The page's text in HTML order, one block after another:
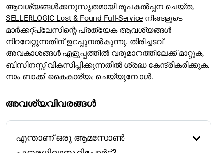
ആവശ്യങ്ങൾക്കനുസൃതമായി രൂപകൽപ്പന ചെയ്ത,
SELLERLOGIC Lost & Found Full-Service നിങ്ങളുടെ
മാർക്കറ്റ്‌പ്ലേസിന്റെ പ്രത്യേക ആവശ്യങ്ങൾ
നിറവേറ്റുന്നതിന് ഉറപ്പുനൽകുന്നു. തിരിച്ചടവ്
അവകാശങ്ങൾ എളുപ്പത്തിൽ വരുമാനത്തിലേക്ക് മാറ്റുക,
ബിസിനസ്സ് വികസിപ്പിക്കുന്നതിൽ ശ്രദ്ധ കേന്ദ്രീകരിക്കുക,
നാം ബാക്കി കൈകാര്യം ചെയ്യുമ്പോൾ.
അവശ്യവിവരങ്ങൾ
എന്താണ് ഒരു ആമസോൺ